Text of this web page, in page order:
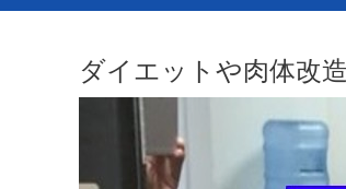
ダイエットや肉体改